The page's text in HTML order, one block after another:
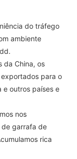
do tráfego
ambiente
da China, os
para o
e outros países e
nos
garrafa de
rica